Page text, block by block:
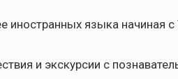
иностранных языка начиная с
и экскурсии с